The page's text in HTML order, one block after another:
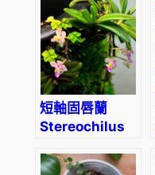
haylodgensis
‘Blue Wonder’
短軸固唇蘭
Stereochilus